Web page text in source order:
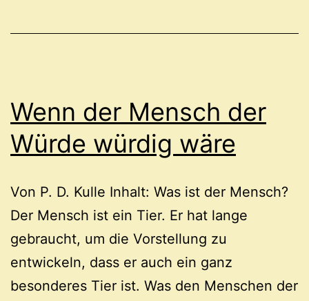
Wenn der Mensch der
Würde würdig wäre
Von P. D. Kulle Inhalt: Was ist der Mensch?
Der Mensch ist ein Tier. Er hat lange
gebraucht, um die Vorstellung zu
entwickeln, dass er auch ein ganz
besonderes Tier ist. Was den Menschen der